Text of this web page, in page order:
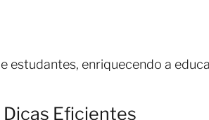
estudantes, enriquecendo a
Eficientes